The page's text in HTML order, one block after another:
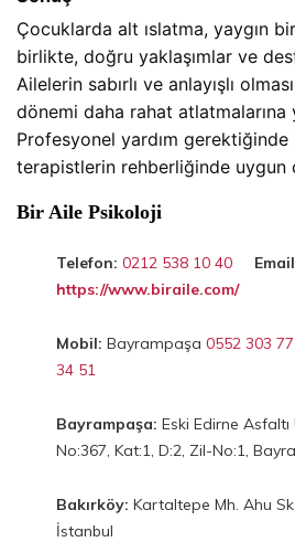
Çocuklarda alt ıslatma, yaygın
birlikte, doğru yaklaşımlar ve
Ailelerin sabırlı ve anlayışlı
dönemi daha rahat atlatmalarına
Profesyonel yardım
terapistlerin rehberliğinde uygun
Bir Aile Psikoloji
Telefon: 0212 538 10 40
https://www.biraile.com/
Mobil: Bayrampaşa 0552 303
34 51
Bayrampaşa: Eski Edirne
No:367, Kat:1, D:2, Zil-No:1,
Bakırköy: Kartaltepe Mh. Ahu
İstanbul